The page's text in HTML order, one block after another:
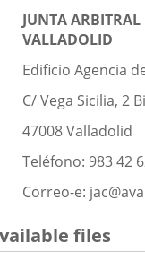
JUNTA
VALLADOLID
Edificio Agencia
C/ Vega Sicilia, 2
47008 Valladolid
Teléfono: 983 42
Correo-e:
files